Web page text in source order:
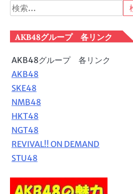
検
索:
AKB48グループ 各リンク
AKB48グループ 各リンク
AKB48
SKE48
NMB48
HKT48
NGT48
REVIVAL!! ON DEMAND
STU48